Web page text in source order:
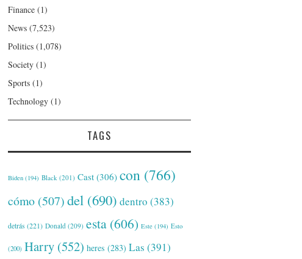
Finance (1)
News (7,523)
Politics (1,078)
Society (1)
Sports (1)
Technology (1)
TAGS
Biden (194) Black (201) Cast (306) con (766)
cómo (507)del (690) dentro (383)
detrás (221) Donald (209) esta (606) Este (194) Esto
(200) Harry (552) heres (283) Las (391)